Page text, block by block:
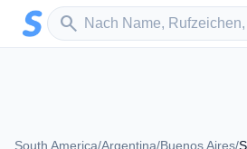
Zum Hauptinhalt springen
search
Sender suchen
South America/Argentina/Buenos Aires/